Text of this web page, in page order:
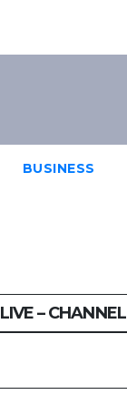
BUSINESS
LIVE – CHANNEL